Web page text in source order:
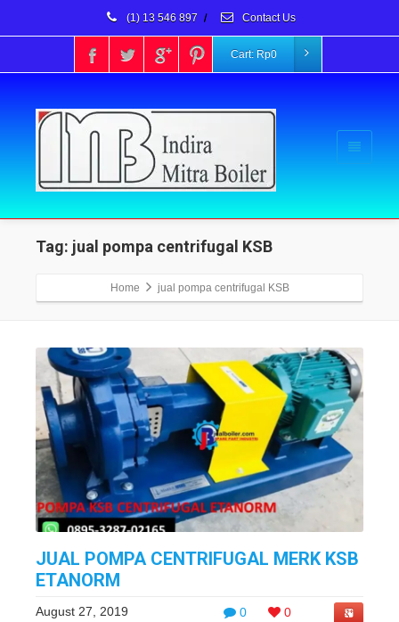
(1) 13 546 897 / Contact Us
Cart: Rp0
Tag: jual pompa centrifugal KSB
Home jual pompa centrifugal KSB
JUAL POMPA CENTRIFUGAL MERK KSB
ETANORM
0 0
August 27, 2019